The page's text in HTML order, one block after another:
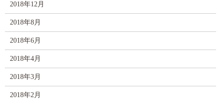
2018年12月
2018年8月
2018年6月
2018年4月
2018年3月
2018年2月